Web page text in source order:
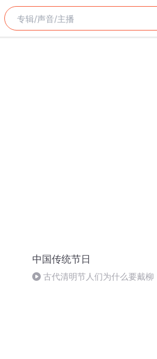
中国传统节日
古代清明节人们为什么要戴柳